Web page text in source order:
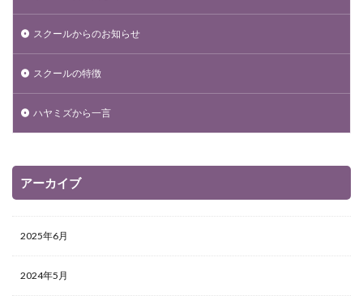
スクールからのお知らせ
スクールの特徴
ハヤミズから一言
アーカイブ
2025年6月
2024年5月